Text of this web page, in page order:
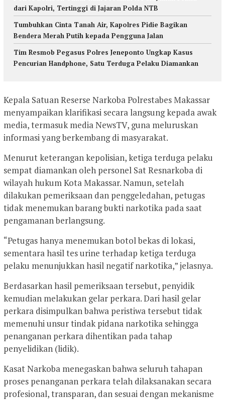
dari Kapolri, Tertinggi di Jajaran Polda NTB
Tumbuhkan Cinta Tanah Air, Kapolres Pidie Bagikan
Bendera Merah Putih kepada Pengguna Jalan
Tim Resmob Pegasus Polres Jeneponto Ungkap Kasus
Pencurian Handphone, Satu Terduga Pelaku Diamankan
Kepala Satuan Reserse Narkoba Polrestabes Makassar
menyampaikan klarifikasi secara langsung kepada awak
media, termasuk media NewsTV, guna meluruskan
informasi yang berkembang di masyarakat.
Menurut keterangan kepolisian, ketiga terduga pelaku
sempat diamankan oleh personel Sat Resnarkoba di
wilayah hukum Kota Makassar. Namun, setelah
dilakukan pemeriksaan dan penggeledahan, petugas
tidak menemukan barang bukti narkotika pada saat
pengamanan berlangsung.
“Petugas hanya menemukan botol bekas di lokasi,
sementara hasil tes urine terhadap ketiga terduga
pelaku menunjukkan hasil negatif narkotika,” jelasnya.
Berdasarkan hasil pemeriksaan tersebut, penyidik
kemudian melakukan gelar perkara. Dari hasil gelar
perkara disimpulkan bahwa peristiwa tersebut tidak
memenuhi unsur tindak pidana narkotika sehingga
penanganan perkara dihentikan pada tahap
penyelidikan (lidik).
Kasat Narkoba menegaskan bahwa seluruh tahapan
proses penanganan perkara telah dilaksanakan secara
profesional, transparan, dan sesuai dengan mekanisme